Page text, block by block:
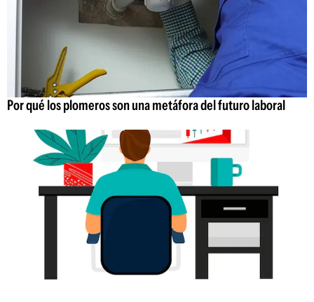
Por qué los plomeros son una metáfora del futuro laboral